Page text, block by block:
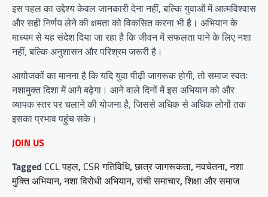
इस पहल का उद्देश्य केवल जानकारी देना नहीं, बल्कि युवाओं में आत्मविश्वास
और सही निर्णय लेने की क्षमता को विकसित करना भी है। अभियान के
माध्यम से यह संदेश दिया जा रहा है कि जीवन में सफलता पाने के लिए नशा
नहीं, बल्कि अनुशासन और परिश्रम जरूरी है।
आयोजकों का मानना है कि यदि युवा पीढ़ी जागरूक होगी, तो समाज स्वतः
नशामुक्त दिशा में आगे बढ़ेगा। आने वाले दिनों में इस अभियान को और
व्यापक स्तर पर चलाने की योजना है, जिससे अधिक से अधिक लोगों तक
इसका प्रभाव पहुंच सके।
JOIN US
Tagged CCL पहल, CSR गतिविधि,छात्र जागरूकता,नवचेतना,नशा
मुक्ति अभियान,नशा विरोधी अभियान,रांची समाचार,शिक्षा और समाज